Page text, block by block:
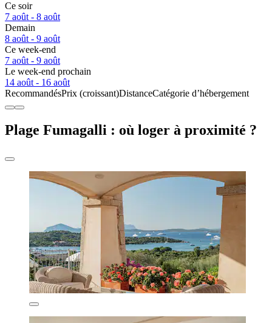
Ce soir
7 août - 8 août
Demain
8 août - 9 août
Ce week-end
7 août - 9 août
Le week-end prochain
14 août - 16 août
RecommandésPrix (croissant)DistanceCatégorie d’hébergement
Plage Fumagalli : où loger à proximité ?